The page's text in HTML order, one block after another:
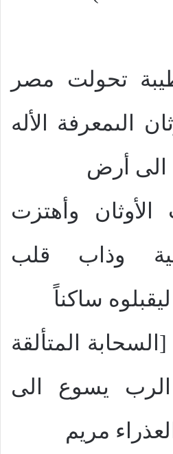
تحولت مصر
الىمعرفة الأله
الى أرض
وأهتزت
وذاب قلب
ساكناً
المتألقة
يسوع الى
مريم